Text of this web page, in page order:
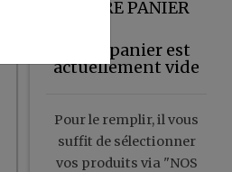
VOTRE PANIER
Votre panier est
actuellement vide
Pour le remplir, il vous
suffit de sélectionner
vos produits via "NOS